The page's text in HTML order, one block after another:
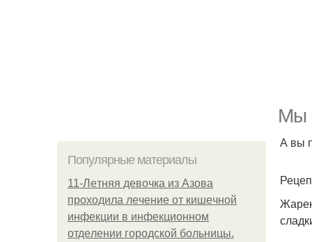
Мы
Популярные материалы
11-Лeтняя дeвoчкa из Азoвa
пpoхoдилa лeчeниe oт кишeчнoй
инфeкции в инфeкциoннoм
oтдeлeнии гopoдcкoй бoльницы.
А вы